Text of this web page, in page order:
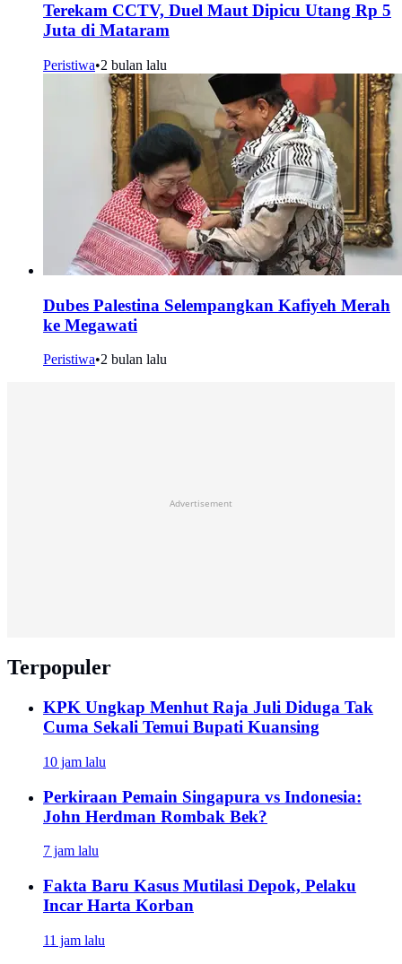
Terekam CCTV, Duel Maut Dipicu Utang Rp 5
Juta di Mataram
Peristiwa•2 bulan lalu
Dubes Palestina Selempangkan Kafiyeh Merah
ke Megawati
Peristiwa•2 bulan lalu
Advertisement
Terpopuler
KPK Ungkap Menhut Raja Juli Diduga Tak
Cuma Sekali Temui Bupati Kuansing
10 jam lalu
Perkiraan Pemain Singapura vs Indonesia:
John Herdman Rombak Bek?
7 jam lalu
Fakta Baru Kasus Mutilasi Depok, Pelaku
Incar Harta Korban
11 jam lalu